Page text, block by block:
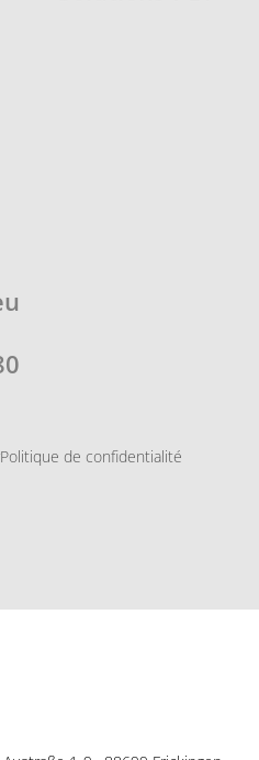
Politique de confidentialité